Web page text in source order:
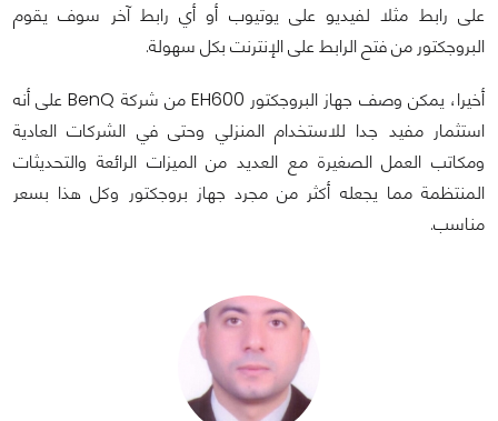
على رابط مثلا لفيديو على يوتيوب أو أي رابط آخر سوف يقوم
البروجكتور من فتح الرابط على الإنترنت بكل سهولة.
أخيرا، يمكن وصف جهاز البروجكتور EH600 من شركة BenQ على أنه
استثمار مفيد جدا للاستخدام المنزلي وحتى في الشركات العادية
ومكاتب العمل الصغيرة مع العديد من الميزات الرائعة والتحديثات
المنتظمة مما يجعله أكثر من مجرد جهاز بروجكتور وكل هذا بسعر
مناسب.